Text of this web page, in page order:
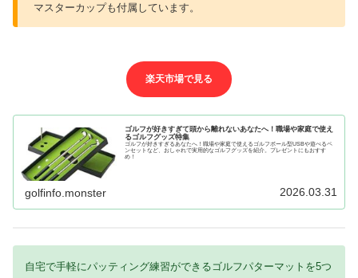
マスターカップも付属しています。
楽天市場で見る
ゴルフが好きすぎて頭から離れないあなたへ！職場や家庭で使え
るゴルフグッズ特集
ゴルフが好きすぎるあなたへ！職場や家庭で使えるゴルフボール型USBや遊べるペ
ンセットなど、おしゃれで実用的なゴルフグッズを紹介。プレゼントにもおすす
め！
golfinfo.monster 2026.03.31
自宅で手軽にパッティング練習ができるゴルフパターマットを5つ